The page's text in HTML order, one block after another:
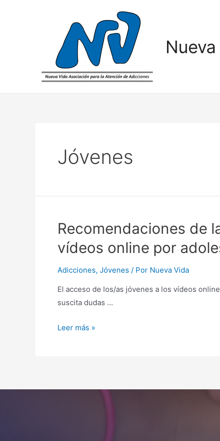
Jóvenes
Recomendaciones de
vídeos online por
Adicciones, Jóvenes / Por Nueva Vida
El acceso de los/as jóvenes a los vídeos
suscita dudas …
Leer más »